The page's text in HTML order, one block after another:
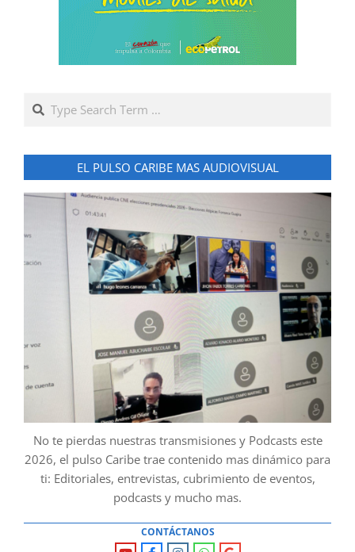
Search
EL PULSO CARIBE MAS AUDIOVISUAL
No te pierdas nuestras transmisiones y Podcasts este
2026, el pulso Caribe trae contenido mas dinámico para
ti: Editoriales, entrevistas, cubrimiento de eventos,
podcasts y mucho mas.
CONTÁCTANOS